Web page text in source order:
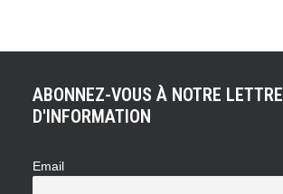
ABONNEZ-VOUS À NOTRE LETTRE
D'INFORMATION
Email